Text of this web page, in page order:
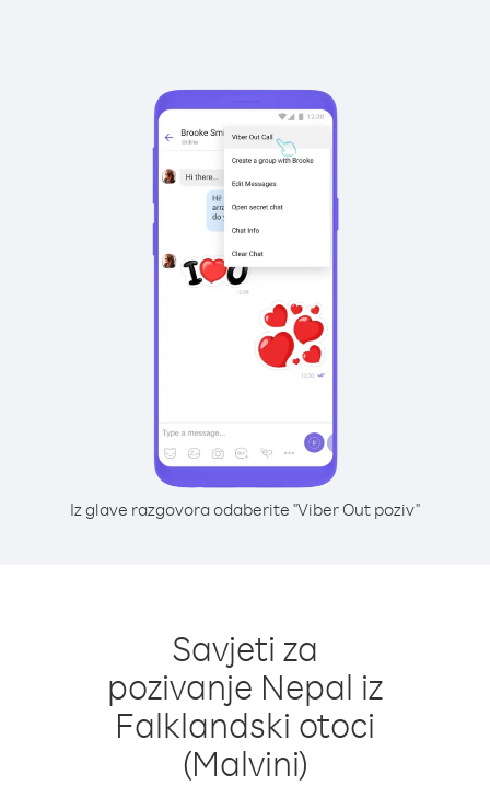
Iz glave razgovora odaberite "Viber Out poziv"
Savjeti za
pozivanje Nepal iz
Falklandski otoci
(Malvini)